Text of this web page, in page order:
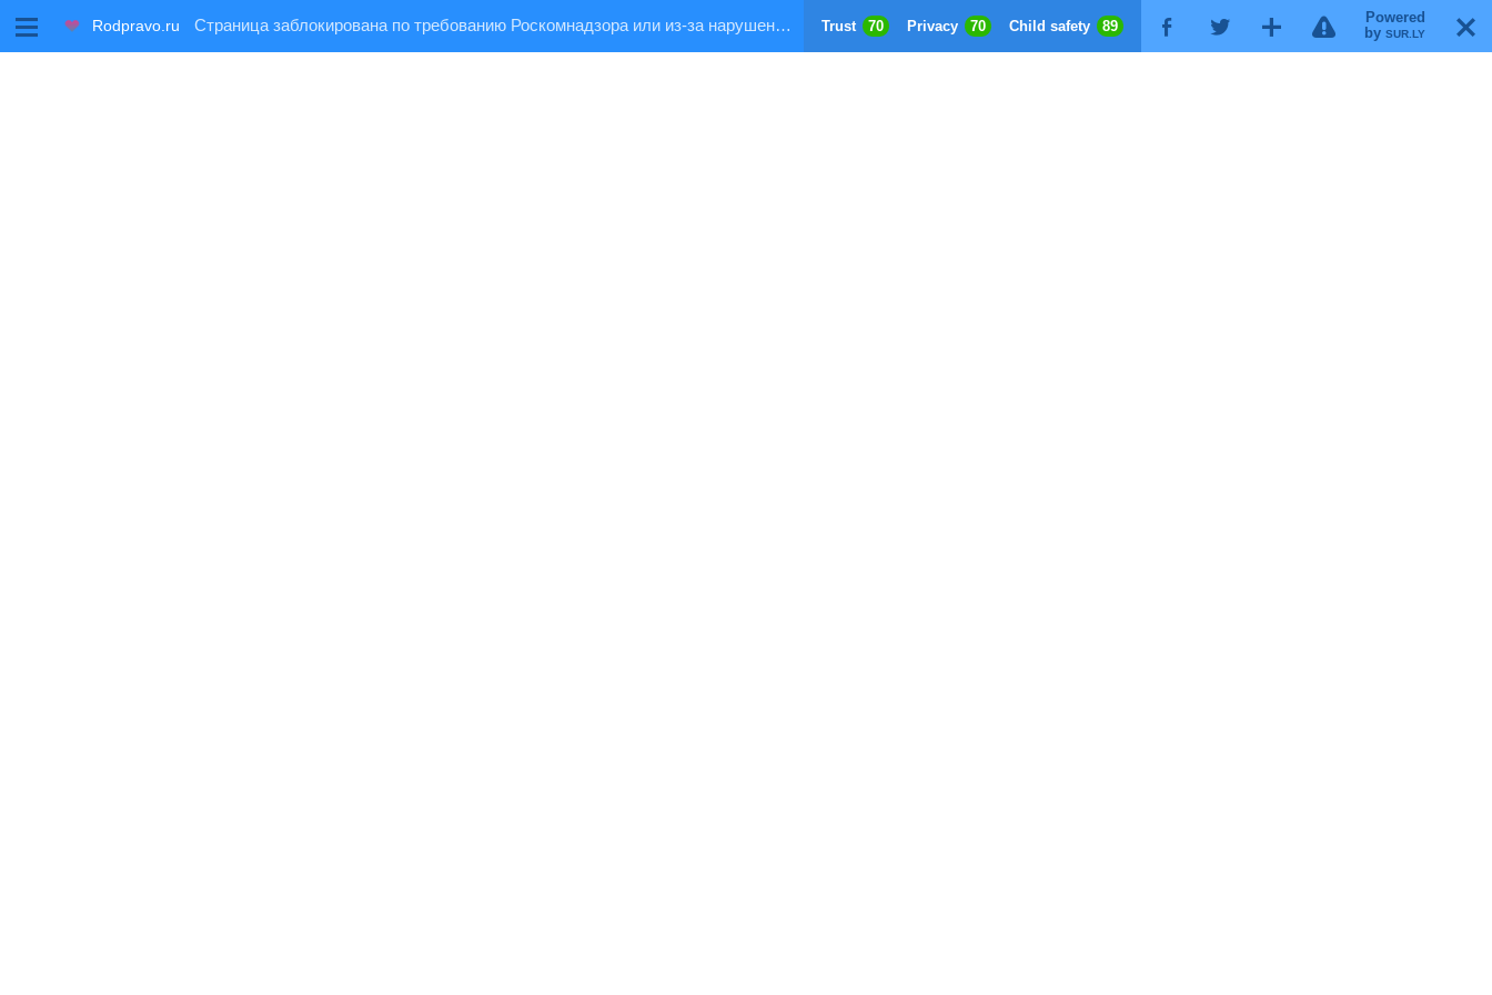
M Rodpravo.ru X
Powered
by SUR.LY
!
G
T
F
Trust 70 Privacy 70 Child safety 89
Страница заблокирована по требованию Роскомнадзора или из-за нарушения правил хостинга!